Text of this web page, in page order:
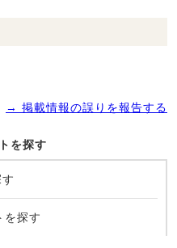
→ 掲載情報の誤りを報告する
を探す
を探す